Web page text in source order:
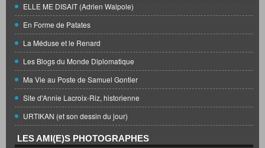
ELLE ME DISAIT (Adrien Walpole)
En Forme de Patates
La Méduse et le Renard
Les Blogs du Monde Diplomatique
Ma Vie au Poste de Samuel Gontier
Site d'Annie Lacroix-Riz, historienne
URTIKAN (et son dessin du jour)
LES AMI(E)S PHOTOGRAPHES